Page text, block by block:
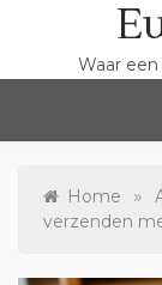
Waar
Home »
verzenden